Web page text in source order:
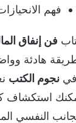
فهم
فن إنفاق
هادئة
نجوم الكتب
استكشاف
النفسي